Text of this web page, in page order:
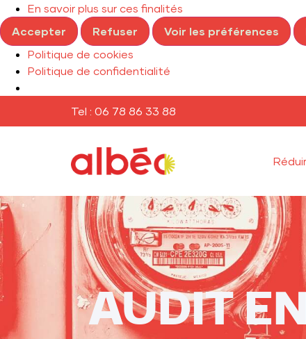
En savoir plus sur ces finalités
Accepter
Refuser Voir les préférences
Politique de cookies
Politique de confidentialité
Tel : 06 78 86 33 88
AUDIT